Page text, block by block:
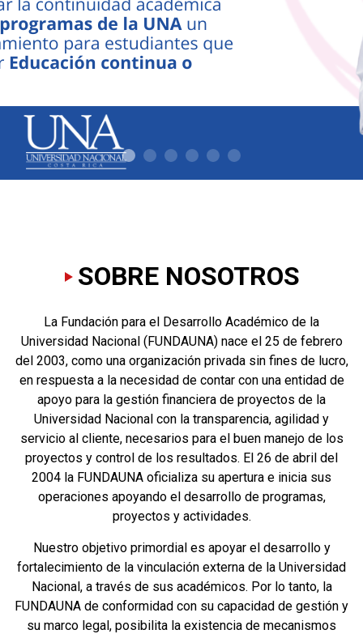
SOBRE NOSOTROS
La Fundación para el Desarrollo Académico de la
Universidad Nacional (FUNDAUNA) nace el 25 de febrero
del 2003, como una organización privada sin fines de lucro,
en respuesta a la necesidad de contar con una entidad de
apoyo para la gestión financiera de proyectos de la
Universidad Nacional con la transparencia, agilidad y
servicio al cliente, necesarios para el buen manejo de los
proyectos y control de los resultados. El 26 de abril del
2004 la FUNDAUNA oficializa su apertura e inicia sus
operaciones apoyando el desarrollo de programas,
proyectos y actividades.
Nuestro objetivo primordial es apoyar el desarrollo y
fortalecimiento de la vinculación externa de la Universidad
Nacional, a través de sus académicos. Por lo tanto, la
FUNDAUNA de conformidad con su capacidad de gestión y
su marco legal, posibilita la existencia de mecanismos
Necesarias
Estas
para que
funcione la
web.
mejorar la
de la web, en
base a cómo
se usa la
Experiencia
Para que
nuestra web
funcione lo
mejor posible
durante tu
visita. Si
cookies,
algunas
funcionalidades
desaparecerán
de la web.